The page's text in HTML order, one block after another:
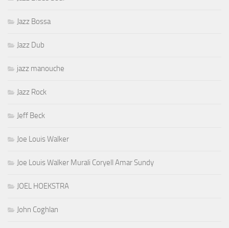
Jazz Bossa
Jazz Dub
jazz manouche
Jazz Rock
Jeff Beck
Joe Louis Walker
Joe Louis Walker Murali Coryell Amar Sundy
JOEL HOEKSTRA
John Coghlan